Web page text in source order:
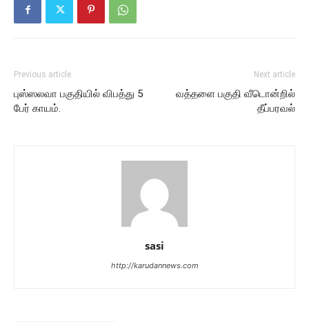
Previous article
புஸ்ஸலவா பகுதியில் விபத்து 5
பேர் காயம்.
Next article
வத்தளை பகுதி வீடொன்றில்
தீப்பரவல்
sasi
http://karudannews.com